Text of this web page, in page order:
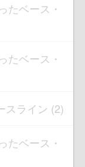
たベース・
たベース・
スライン (2)
たベース・